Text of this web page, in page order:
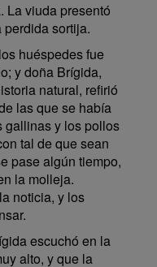
La viuda presentó
sortija.
huéspedes fue
y doña Brígida,
natural, refirió
las que se había
gallinas y los pollos
tal de que sean
pase algún tiempo,
la molleja.
noticia, y los
escuchó en la
alto, y que la